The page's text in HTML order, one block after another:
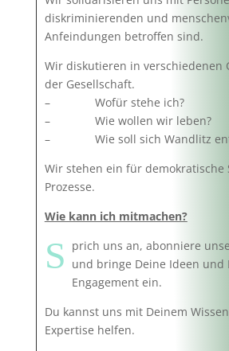
diskriminierenden und
Anfeindungen betroffen sind.
Wir diskutieren in verschiedenen
der Gesellschaft.
– Wofür stehe ich?
– Wie wollen wir leben?
– Wie soll sich Wandlitz
Wir stehen ein für demokratische
Prozesse.
Wie kann ich mitmachen?
S prich uns an, abonniere
und bringe Deine Ideen und
Engagement ein.
Du kannst uns mit Deinem
Expertise helfen.